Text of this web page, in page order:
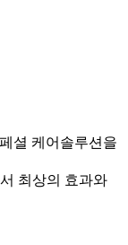
셜 케어솔루션을
최상의 효과와